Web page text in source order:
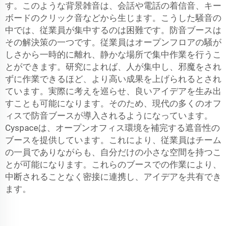
す。このような背景雑音は、会話や電話の着信音、キー
ボードのクリック音などから生じます。こうした騒音の
中では、従業員が集中するのは困難です。防音ブースは
その解決策の一つです。従業員はオープンフロアの騒が
しさから一時的に離れ、静かな場所で集中作業を行うこ
とができます。研究によれば、人が集中し、邪魔をされ
ずに作業できるほど、より高い成果を上げられるとされ
ています。実際に考えを巡らせ、良いアイデアを生み出
すことも可能になります。そのため、現代の多くのオフ
ィスで防音ブースが導入されるようになっています。
Cyspaceは、オープンオフィス環境を補完する遮音性の
ブースを提供しています。これにより、従業員はチーム
の一員でありながらも、自分だけの小さな空間を持つこ
とが可能になります。これらのブースでの作業により、
中断されることなく密接に連携し、アイデアを共有でき
ます。